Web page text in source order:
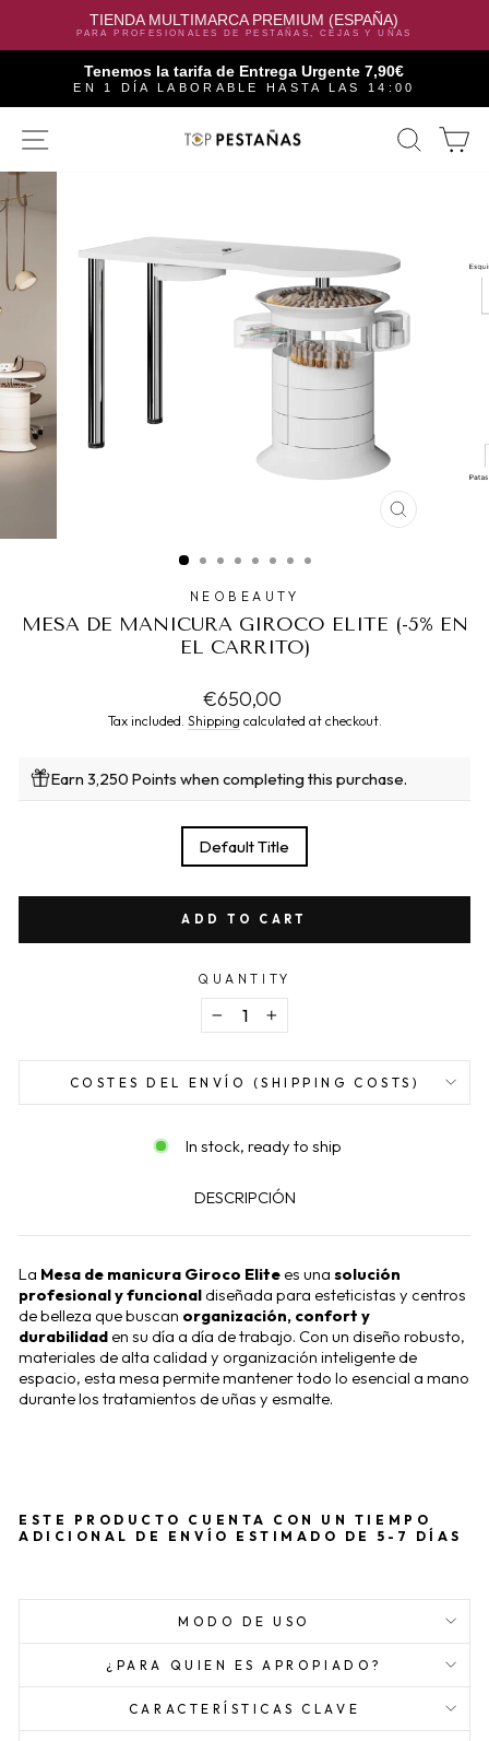
TIENDA MULTIMARCA PREMIUM (ESPAÑA)
PARA PROFESIONALES DE PESTAÑAS, CEJAS Y UÑAS
Tenemos la tarifa de Entrega Urgente 7,90€
EN 1 DÍA LABORABLE HASTA LAS 14:00
SITE NAVIGATION
CLOSE
NEOBEAUTY
MESA DE MANICURA GIROCO ELITE (-5% EN
EL CARRITO)
Regular
price
€650,00
Tax included. Shipping calculated at checkout.
Earn 3,250 Points when completing this purchase.
Default Title
ADD TO CART
QUANTITY
+
COSTES DEL ENVÍO (SHIPPING COSTS)
In stock, ready to ship
DESCRIPCIÓN
La Mesa de manicura Giroco Elitees una solución
profesional y funcionaldiseñada para esteticistas y centros
de belleza que buscan organización, confort y
durabilidaden su día a día de trabajo. Con un diseño robusto,
materiales de alta calidad y organización inteligente de
espacio, esta mesa permite mantener todo lo esencial a mano
durante los tratamientos de uñas y esmalte.
ESTE PRODUCTO CUENTA CON UN TIEMPO
ADICIONAL DE ENVÍO ESTIMADO DE 5-7 DÍAS
MODO DE USO
¿PARA QUIEN ES APROPIADO?
CARACTERÍSTICAS CLAVE